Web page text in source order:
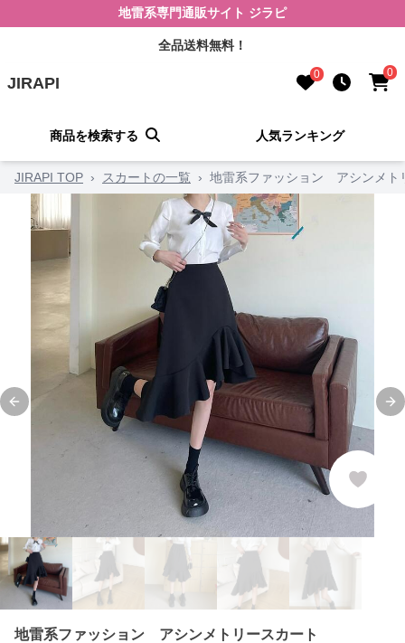
地雷系専門通販サイト ジラピ
全品送料無料！
JIRAPI 0 0
商品を検索する 人気ランキング
JIRAPI TOP › スカートの一覧 › 地雷系ファッション アシンメト
Previous slide
地雷系ファッション アシンメトリースカート